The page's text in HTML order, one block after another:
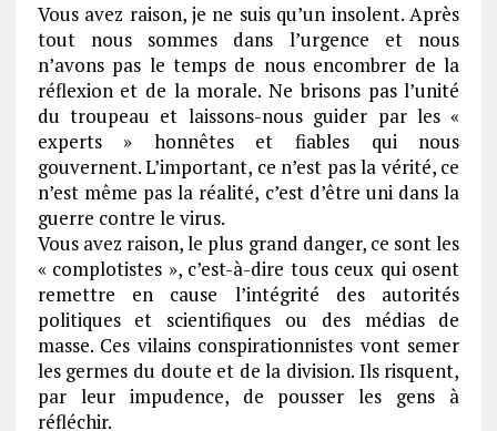
Vous avez raison, je ne suis qu’un insolent. Après
tout nous sommes dans l’urgence et nous
n’avons pas le temps de nous encombrer de la
réflexion et de la morale. Ne brisons pas l’unité
du troupeau et laissons-nous guider par les «
experts » honnêtes et fiables qui nous
gouvernent. L’important, ce n’est pas la vérité, ce
n’est même pas la réalité, c’est d’être uni dans la
guerre contre le virus.
Vous avez raison, le plus grand danger, ce sont les
« complotistes », c’est-à-dire tous ceux qui osent
remettre en cause l’intégrité des autorités
politiques et scientifiques ou des médias de
masse. Ces vilains conspirationnistes vont semer
les germes du doute et de la division. Ils risquent,
par leur impudence, de pousser les gens à
réfléchir.